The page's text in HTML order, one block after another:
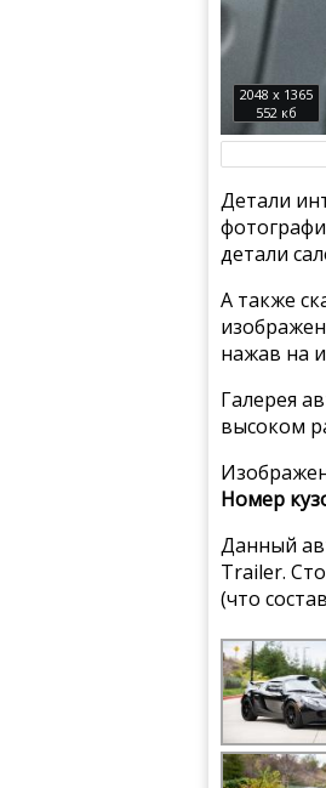
2048 x 1365
552 кб
Детали
детали
А также
нажав на
Галерея
высоком
Номер
Данный
Trailer.
(что